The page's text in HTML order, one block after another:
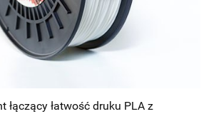
łączący łatwość druku PLA z